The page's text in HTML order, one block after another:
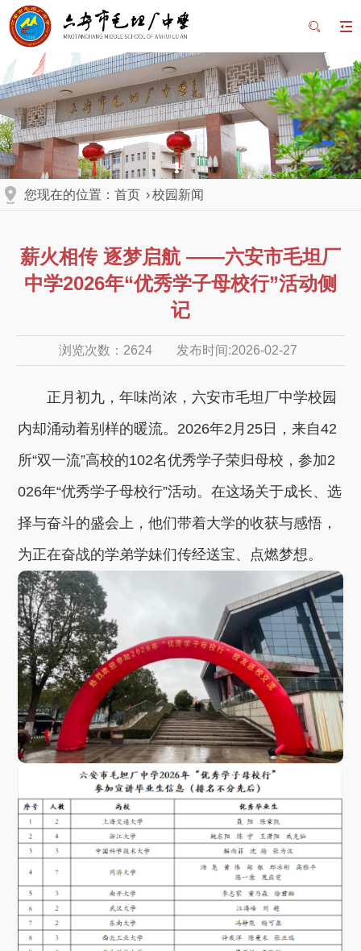
您现在的位置： 首页 ›校园新闻
薪火相传 逐梦启航 ——六安市毛坦厂
中学2026年“优秀学子母校行”活动侧
记
浏览次数： 2624 发布时间:2026-02-27
正月初九，年味尚浓，六安市毛坦厂中学校园
内却涌动着别样的暖流。2026年2月25日，来自42
所“双一流”高校的102名优秀学子荣归母校，参加2
026年“优秀学子母校行”活动。在这场关于成长、选
择与奋斗的盛会上，他们带着大学的收获与感悟，
为正在奋战的学弟学妹们传经送宝、点燃梦想。